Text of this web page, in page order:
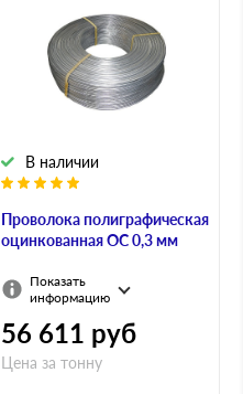
Проволока полиграфическая
оцинкованная ОС 0,3 мм
В наличии
Показать
информацию
56 611 руб
Цена за тонну